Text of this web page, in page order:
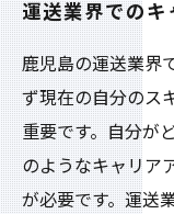
運送業界でのキ
鹿児島の運送業界
ず現在の自分のス
重要です。自分が
のようなキャリア
が必要です。運送